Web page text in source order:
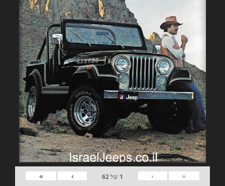
«
‹
1 של62
›
»